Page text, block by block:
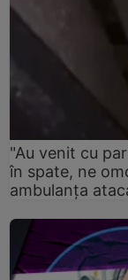
"Au venit cu
în spate, ne
ambulanţa